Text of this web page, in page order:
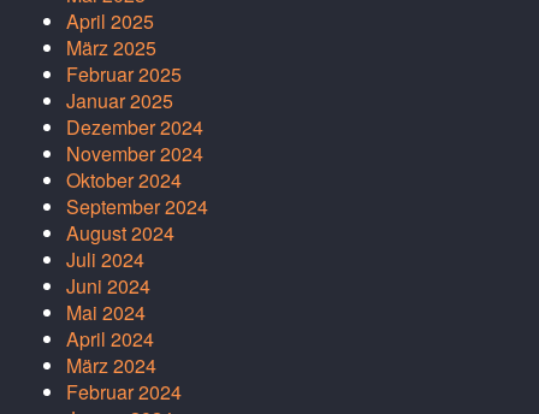
April 2025
März 2025
Februar 2025
Januar 2025
Dezember 2024
November 2024
Oktober 2024
September 2024
August 2024
Juli 2024
Juni 2024
Mai 2024
April 2024
März 2024
Februar 2024